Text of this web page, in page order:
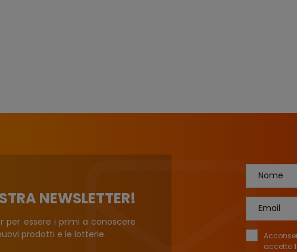
NEWSLETTER!
per essere i primi a conoscere
prodotti e le lotterie.
Nome
Email
accetto